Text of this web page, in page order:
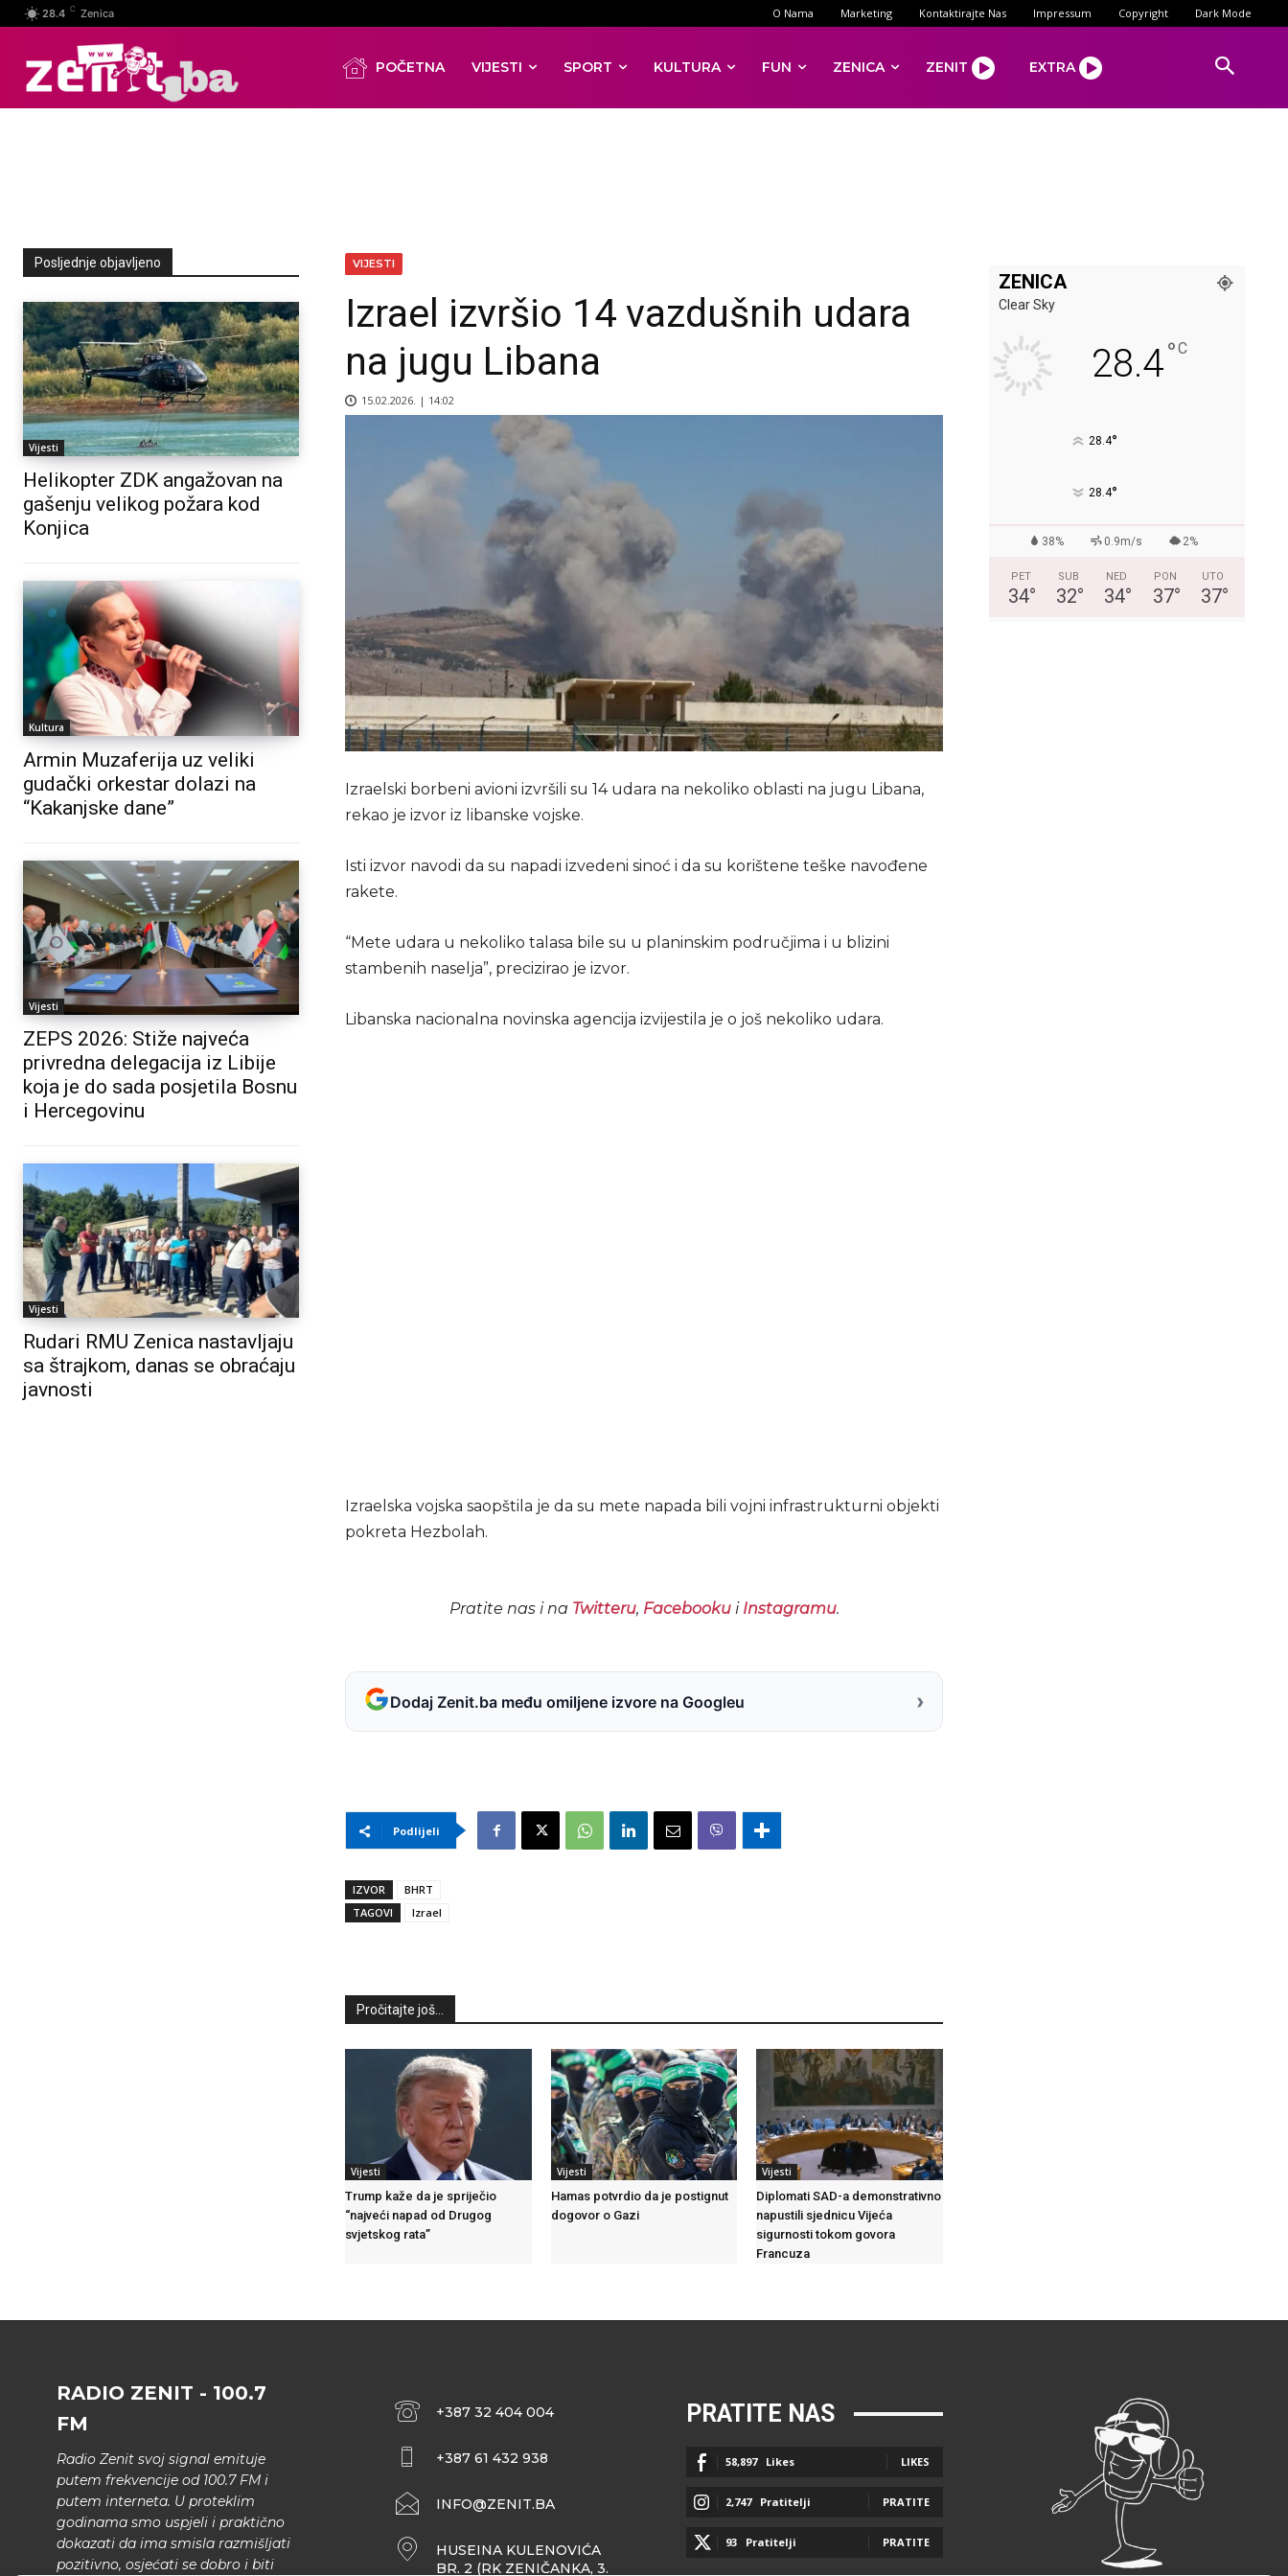
28.4 C Zenica O Nama Marketing Kontaktirajte Nas Impressum Copyright Dark Mode
POČETNA VIJESTI SPORT KULTURA FUN ZENICA ZENIT EXTRA
Posljednje objavljeno
Vijesti
Helikopter ZDK angažovan na
gašenju velikog požara kod
Konjica
Kultura
Armin Muzaferija uz veliki
gudački orkestar dolazi na
“Kakanjske dane”
Vijesti
ZEPS 2026: Stiže najveća
privredna delegacija iz Libije
koja je do sada posjetila Bosnu
i Hercegovinu
Vijesti
Rudari RMU Zenica nastavljaju
sa štrajkom, danas se obraćaju
javnosti
VIJESTI
Izrael izvršio 14 vazdušnih udara
na jugu Libana
15.02.2026. | 14:02
Izraelski borbeni avioni izvršili su 14 udara na nekoliko oblasti na jugu Libana,
rekao je izvor iz libanske vojske.
Isti izvor navodi da su napadi izvedeni sinoć i da su korištene teške navođene
rakete.
“Mete udara u nekoliko talasa bile su u planinskim područjima i u blizini
stambenih naselja”, precizirao je izvor.
Libanska nacionalna novinska agencija izvijestila je o još nekoliko udara.
Izraelska vojska saopštila je da su mete napada bili vojni infrastrukturni objekti
pokreta Hezbolah.
Pratite nas i na Twitteru, Facebookui Instagramu.
Dodaj Zenit.ba među omiljene izvore na Googleu ›
Podlijeli
IZVOR
BHRT
TAGOVI
Izrael
Pročitajte još...
Vijesti
Trump kaže da je spriječio
“najveći napad od Drugog
svjetskog rata”
Vijesti
Hamas potvrdio da je postignut
dogovor o Gazi
Vijesti
Diplomati SAD-a demonstrativno
napustili sjednicu Vijeća
sigurnosti tokom govora
Francuza
ZENICA
Clear Sky
28.4°C
28.4°
28.4°
38% 0.9m/s 2%
PET
34°
SUB
32°
NED
34°
PON
37°
UTO
37°
RADIO ZENIT - 100.7
FM
Radio Zenit svoj signal emituje
putem frekvencije od 100.7 FM i
putem interneta. U proteklim
godinama smo uspjeli i praktično
dokazati da ima smisla razmišljati
pozitivno, osjećati se dobro i biti
+387 32 404 004
+387 61 432 938
INFO@ZENIT.BA
HUSEINA KULENOVIĆA
BR. 2 (RK ZENIČANKA, 3.
PRATITE NAS
58,897 Likes LIKES
2,747 Pratitelji PRATITE
93 Pratitelji PRATITE